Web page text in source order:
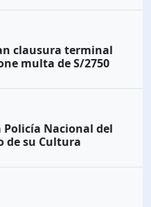
clausura terminal
multa de S/2750
Policía Nacional del
de su Cultura